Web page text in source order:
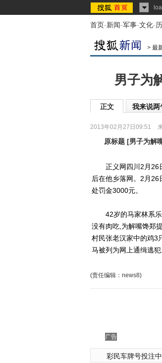
首页-新闻-军事-文化-
> 最
男子为
正文 我来说两
2013年02月27日09:51
原标题 [男子为解
正义网四川2月26日
后在他乡落网。2月
处罚金3000元。
42岁的马家林系乐
没有肉吃,为解嘴馋郑
村民张老汉家中的鸡3
马被列为网上通缉逃
(责任编辑：news8)
广告
彩民车牌号投注